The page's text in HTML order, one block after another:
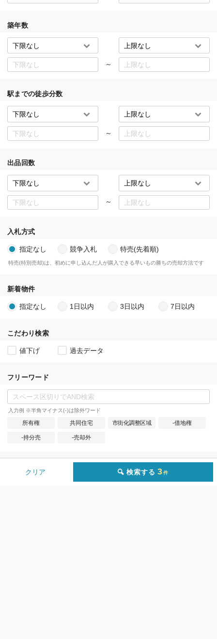
築年数
～
駅までの徒歩分数
～
出品回数
～
入札方式
指定なし 競争入札 特売(先着順)
特売(特別売却)は、初めに申し込んだ人が購入できる早いもの勝ちの売却方法です
新着物件
指定なし 1日以内 3日以内 7日以内
こだわり検索
値下げ 過去データ
フリーワード
入力例 ※半角マイナス(-)は除外ワード
所有権 共同住宅 市街化調整区域 -借地権
-持分売 -売却外
検索する 3